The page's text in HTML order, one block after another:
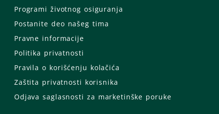
Programi životnog osiguranja
Postanite deo našeg tima
Pravne informacije
Politika privatnosti
Pravila o korišćenju kolačića
Zaštita privatnosti korisnika
Odjava saglasnosti za marketinške poruke